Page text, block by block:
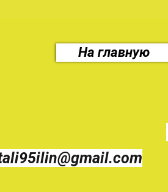
На главную